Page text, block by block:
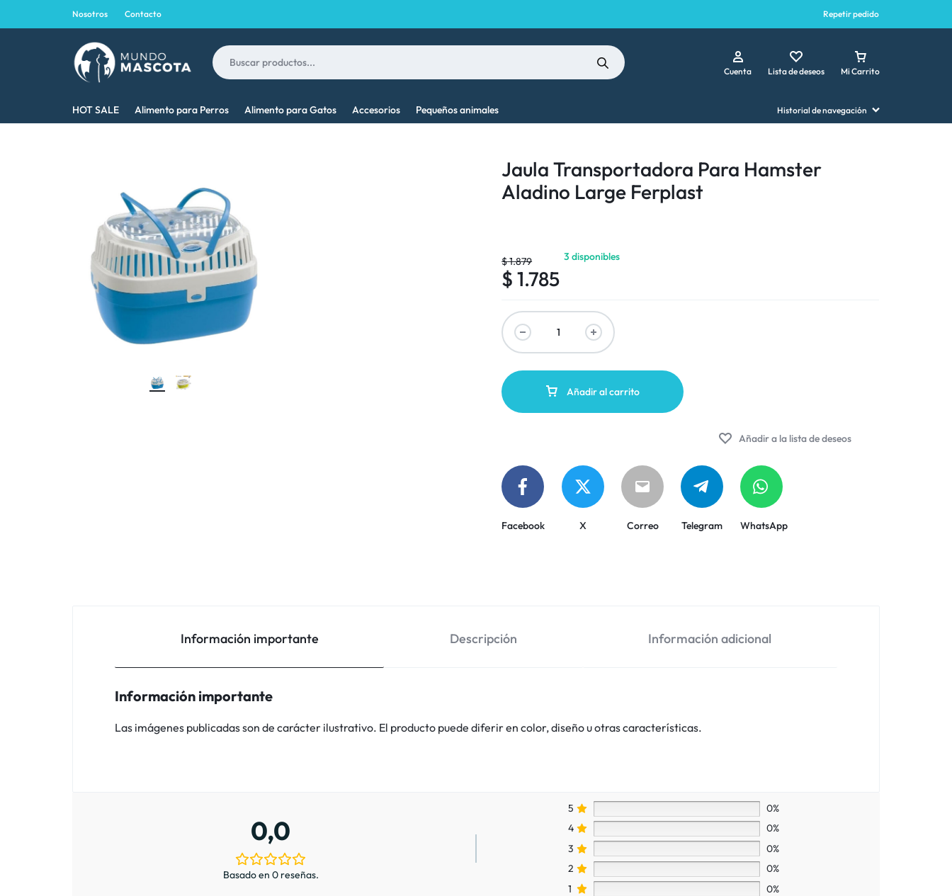
Nosotros Contacto Repetir pedido
MASCOTA
MEJOR
MASCOTA
Cuenta Lista de deseos Mi Carrito
HOT SALE Alimento para Perros Alimento para Gatos Accesorios Pequeños animales Historial de navegación
Jaula Transportadora Para Hamster
Aladino Large Ferplast
$1.879
$ 1.785
3 disponibles
Añadir al carrito
Añadir a la lista de deseos
Facebook X Correo Telegram WhatsApp
Información importante Descripción Información adicional
Información importante
Las imágenes publicadas son de carácter ilustrativo. El producto puede diferir en color, diseño u otras características.
0,0
Basado en 0 reseñas.
5
0%
4
0%
3
0%
2
0%
1
0%